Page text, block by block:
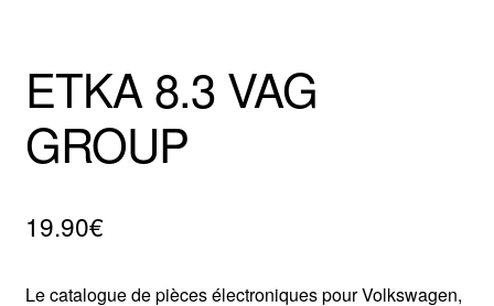
ETKA 8.3 VAG
GROUP
19.90€
Le catalogue de pièces électroniques pour Volkswagen,